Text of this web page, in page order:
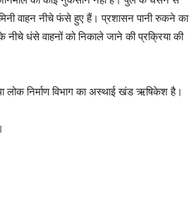
वाहन नीचे फंसे हुए हैं। प्रशासन पानी रुकने का
धंसे वाहनों को निकाले जाने की प्रक्रिया की
लोक निर्माण विभाग का अस्थाई खंड ऋषिकेश है।